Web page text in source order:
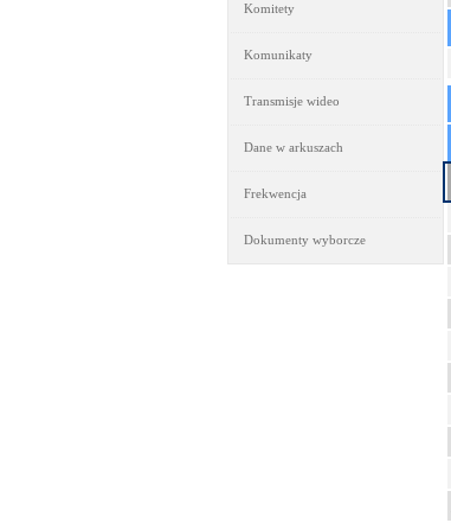
Komitety
Komunikaty
Transmisje wideo
Dane w arkuszach
Frekwencja
Dokumenty wyborcze